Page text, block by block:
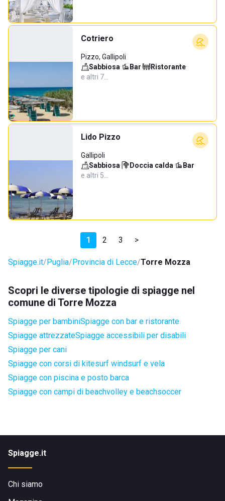
Cotriero
Pizzo, Gallipoli
Sabbiosa· Bar· Ristorante·
e altri 7…
Lido Pizzo
Gallipoli
Sabbiosa· Doccia calda· Bar·
e altri 5…
1 2 3 >
Spiagge.it Puglia Provincia di Lecce Torre Mozza
Scopri le diverse tipologie di spiagge nel
comune di Torre Mozza
Spiagge per bambiniSpiagge con bar e ristorante
Spiagge attrezzateSpiagge accessibili per disabili
Spiagge per cani
Spiagge con corsi di kitesurf windsurf e vela
Spiagge con piscina e posto barca
Spiagge con campi di beachvolley e beachsoccer
Spiagge.it
Chi siamo